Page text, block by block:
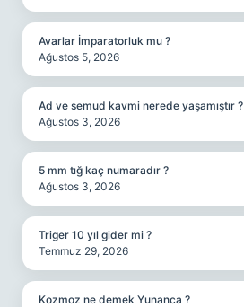
Avarlar İmparatorluk mu ?
Ağustos 5, 2026
Ad ve semud kavmi nerede yaşamıştır ?
Ağustos 3, 2026
5 mm tığ kaç numaradır ?
Ağustos 3, 2026
Triger 10 yıl gider mi ?
Temmuz 29, 2026
Kozmoz ne demek Yunanca ?